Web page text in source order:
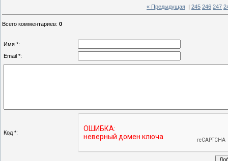
« Предыдущая 245 246 247
Всего комментариев: 0
Имя *:
Email *:
Код *: